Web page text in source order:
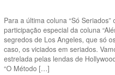
Para a última coluna “Só
participação especial da coluna
segredos de Los Angeles, que só
caso, os viciados em seriados.
estrelada pelas lendas de
“O Método […]